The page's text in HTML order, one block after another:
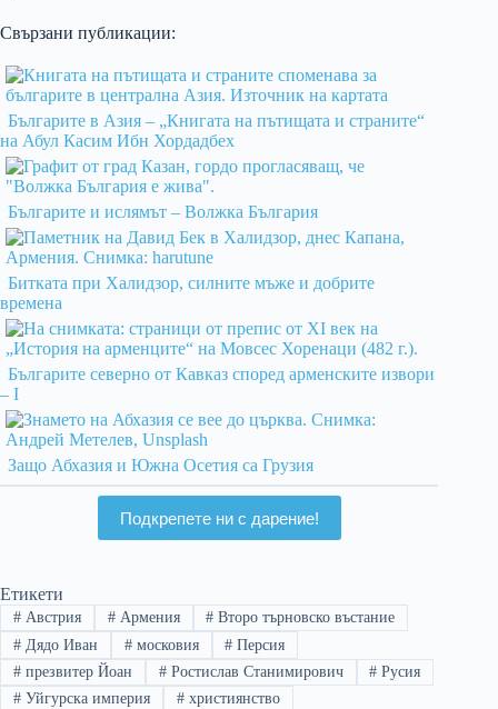
Свързани публикации:
Българите в Азия – „Книгата на пътищата и страните“
на Абул Касим Ибн Хордадбех
Българите и ислямът – Волжка България
Битката при Халидзор, силните мъже и добрите
времена
Българите северно от Кавказ според арменските извори
– I
Защо Абхазия и Южна Осетия са Грузия
Подкрепете ни с дарение!
Етикети
#Австрия #Армения # Второ търновско въстание
#Дядо Иван #московия # Персия
#презвитер Йоан #Ростислав Станимирович # Русия
#Уйгурска империя #християнство